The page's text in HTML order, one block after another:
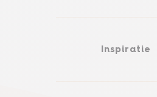
Inspiratie